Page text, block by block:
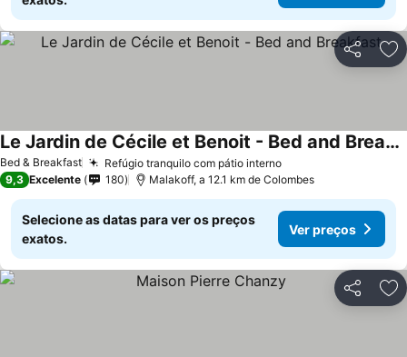
Partilhar
Bed & Breakfast Refúgio tranquilo com pátio interno
Le Jardin de Cécile et Benoit - Bed and Breakfast
9,3 Excelente 180 Malakoff, a 12.1 km de Colombes
Selecione as datas para ver os preços
exatos.
Ver preços
Partilhar